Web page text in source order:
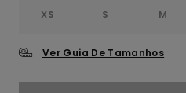
XS S M
Ver Guia De Tamanhos